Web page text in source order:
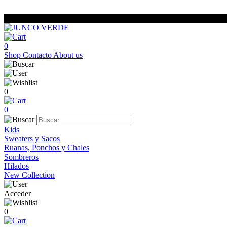
0
Shop Contacto About us
0
0
Kids
Sweaters y Sacos
Ruanas, Ponchos y Chales
Sombreros
Hilados
New Collection
Acceder
0